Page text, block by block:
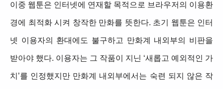
이중 웹툰은 인터넷에 연재할 목적으로 브라우저의 이용환
경에 최적화 시켜 창작한 만화를 뜻한다. 초기 웹툰은 인터
넷 이용자의 환대에도 불구하고 만화계 내외부의 비판을
받아야 했다. 이용자는 그 작품이 지닌 ‘새롭고 예외적인 가
치’를 인정했지만 만화계 내외부에서는 숙련 되지 않은 작